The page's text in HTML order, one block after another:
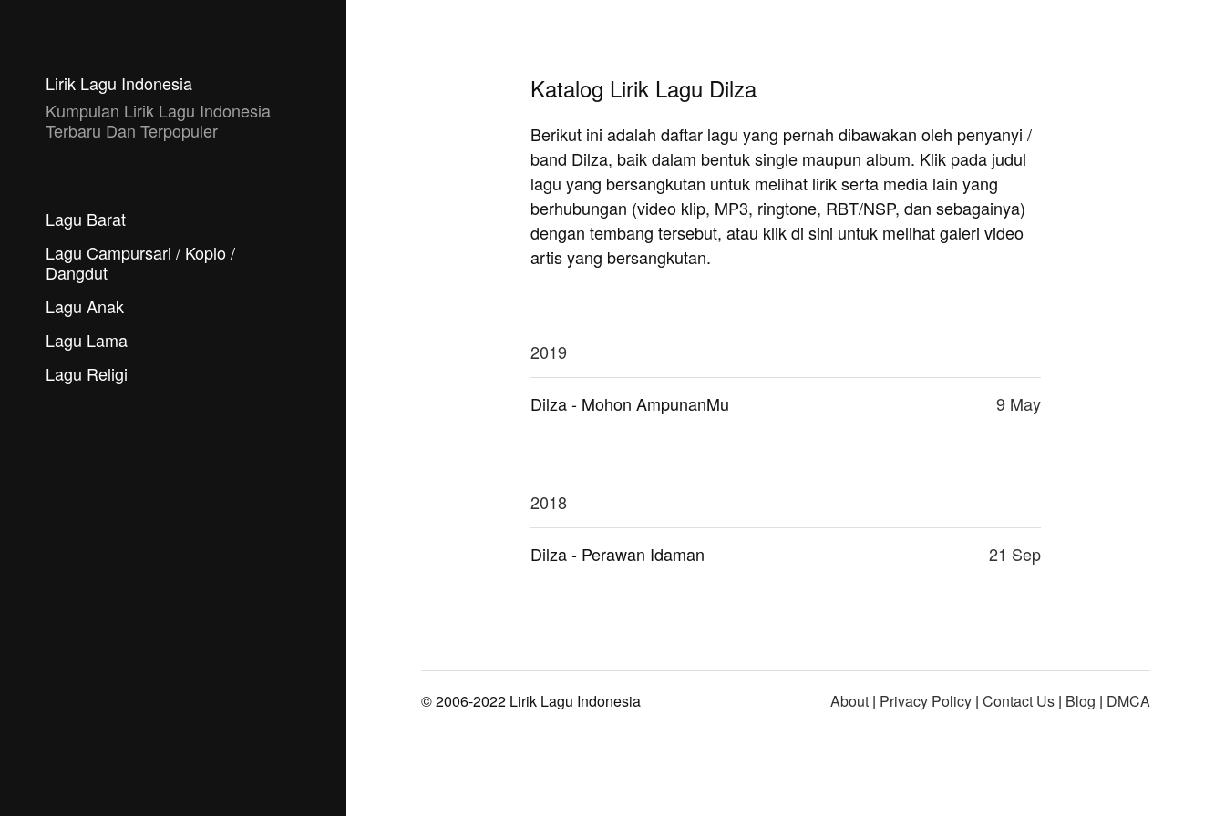
Lirik Lagu Indonesia
Kumpulan Lirik Lagu Indonesia
Terbaru Dan Terpopuler
Lagu Barat
Lagu Campursari / Koplo /
Dangdut
Lagu Anak
Lagu Lama
Lagu Religi
Katalog Lirik Lagu Dilza
Berikut ini adalah daftar lagu yang pernah dibawakan oleh penyanyi /
band Dilza, baik dalam bentuk single maupun album. Klik pada judul
lagu yang bersangkutan untuk melihat lirik serta media lain yang
berhubungan (video klip, MP3, ringtone, RBT/NSP, dan sebagainya)
dengan tembang tersebut, atau klik di sini untuk melihat galeri video
artis yang bersangkutan.
2019
Dilza - Mohon AmpunanMu 9 May
2018
Dilza - Perawan Idaman 21 Sep
© 2006-2022 Lirik Lagu Indonesia About | Privacy Policy | Contact Us | Blog | DMCA